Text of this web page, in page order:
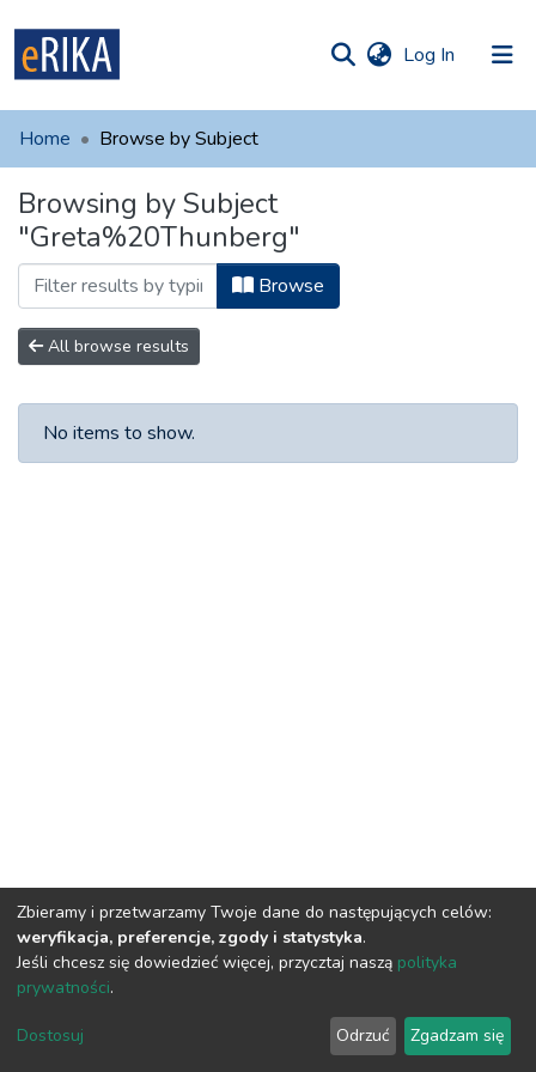
Log In (current)
UAFM
For authors
Help
Contact
Home Browse by Subject
Browsing by Subject
"Greta%20Thunberg"
Browse
All browse results
No items to show.
DSpace software copyright © 2002-2026LYRASIS
Privacy policy Regulations
Zbieramy i przetwarzamy Twoje dane do następujących celów:
weryfikacja, preferencje, zgody i statystyka.
Jeśli chcesz się dowiedzieć więcej, przycztaj naszą polityka
prywatności.
Dostosuj Odrzuć Zgadzam się